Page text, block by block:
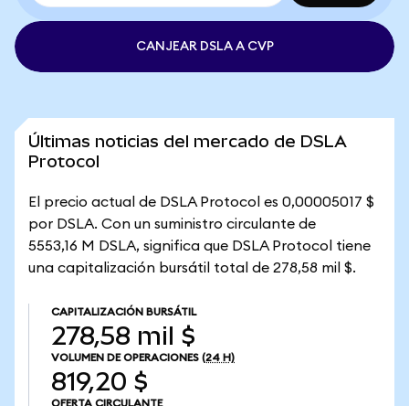
CANJEAR DSLA A CVP
Últimas noticias del mercado de DSLA
Protocol
El precio actual de DSLA Protocol es 0,00005017 $
por DSLA. Con un suministro circulante de
5553,16 M DSLA, significa que DSLA Protocol tiene
una capitalización bursátil total de 278,58 mil $.
CAPITALIZACIÓN BURSÁTIL
278,58 mil $
VOLUMEN DE OPERACIONES (24 H)
819,20 $
OFERTA CIRCULANTE